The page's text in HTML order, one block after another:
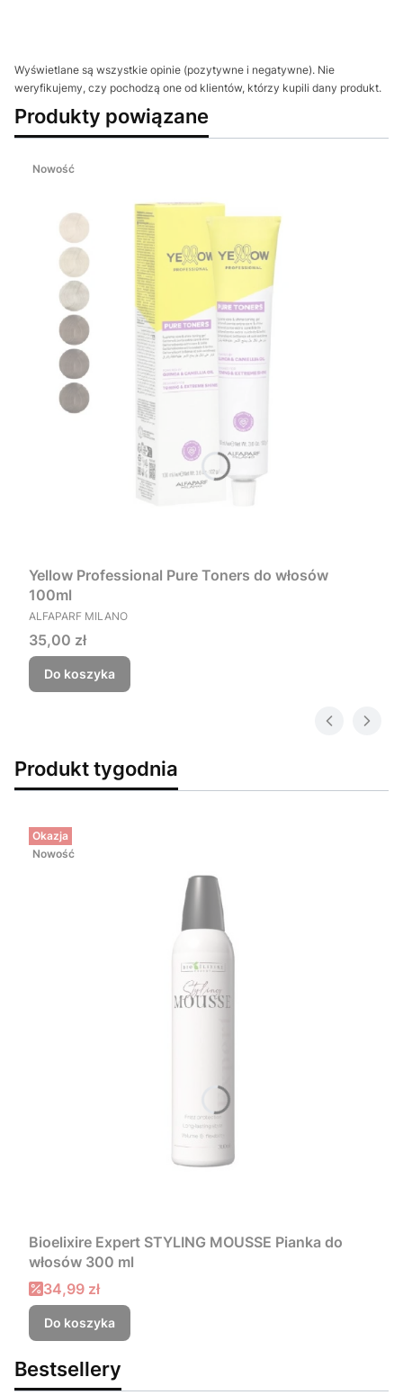
Wyświetlane są wszystkie opinie (pozytywne i negatywne). Nie
weryfikujemy, czy pochodzą one od klientów, którzy kupili dany produkt.
Produkty powiązane
Nowość
Yellow Professional Pure Toners do włosów
100ml
PRODUCENT
ALFAPARF MILANO
Cena
35,00 zł
Do koszyka
Produkt tygodnia
Okazja
Nowość
Bioelixire Expert STYLING MOUSSE Pianka do
włosów 300 ml
Cena promocyjna
34,99 zł
Do koszyka
Bestsellery